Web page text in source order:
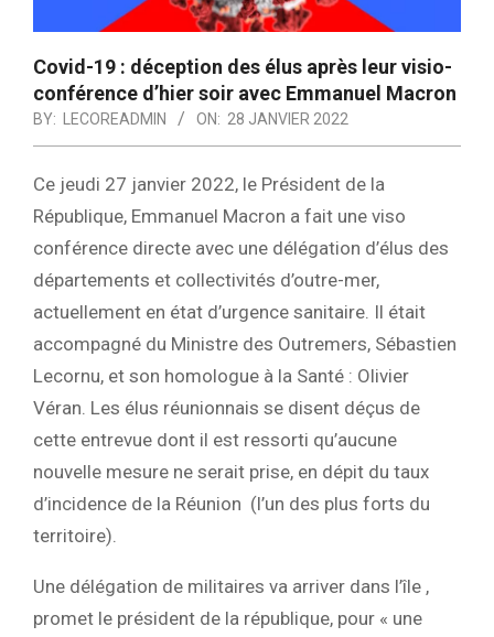
Covid-19 : déception des élus après leur visio-
conférence d’hier soir avec Emmanuel Macron
BY: LECOREADMIN ON: 28 JANVIER 2022
Ce jeudi 27 janvier 2022, le Président de la
République, Emmanuel Macron a fait une viso
conférence directe avec une délégation d’élus des
départements et collectivités d’outre-mer,
actuellement en état d’urgence sanitaire. Il était
accompagné du Ministre des Outremers, Sébastien
Lecornu, et son homologue à la Santé : Olivier
Véran. Les élus réunionnais se disent déçus de
cette entrevue dont il est ressorti qu’aucune
nouvelle mesure ne serait prise, en dépit du taux
d’incidence de la Réunion (l’un des plus forts du
territoire).
Une délégation de militaires va arriver dans l’île ,
promet le président de la république, pour « une